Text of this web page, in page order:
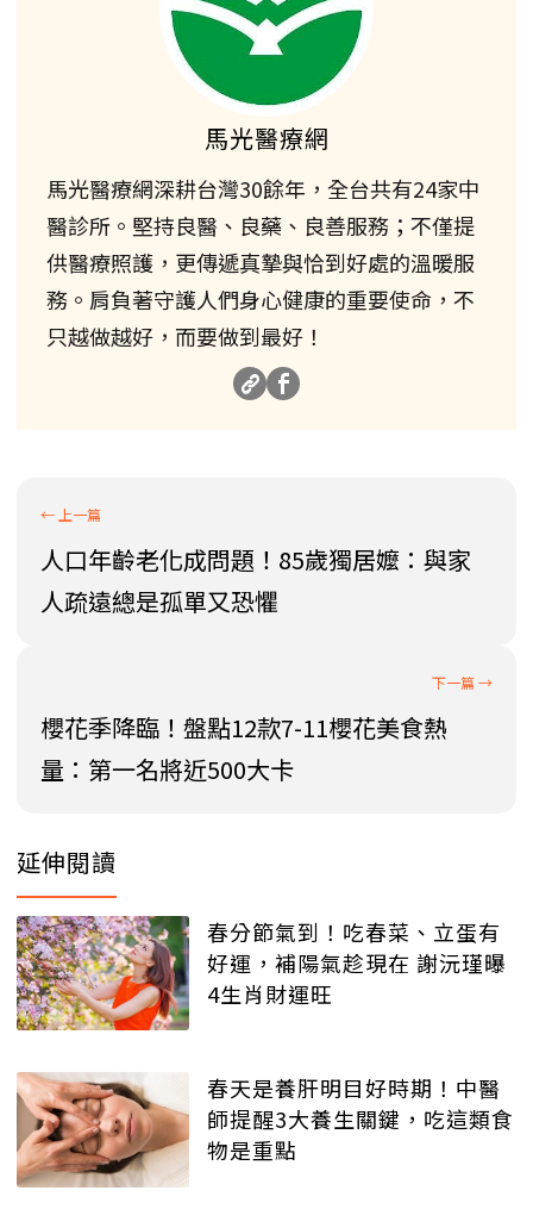
馬光醫療網
馬光醫療網深耕台灣30餘年，全台共有24家中
醫診所。堅持良醫、良藥、良善服務；不僅提
供醫療照護，更傳遞真摯與恰到好處的溫暖服
務。肩負著守護人們身心健康的重要使命，不
只越做越好，而要做到最好！
人口年齡老化成問題！85歲獨居嬤：與家
人疏遠總是孤單又恐懼
櫻花季降臨！盤點12款7-11櫻花美食熱
量：第一名將近500大卡
延伸閱讀
春分節氣到！吃春菜、立蛋有
好運，補陽氣趁現在 謝沅瑾曝
4生肖財運旺
春天是養肝明目好時期！中醫
師提醒3大養生關鍵，吃這類食
物是重點